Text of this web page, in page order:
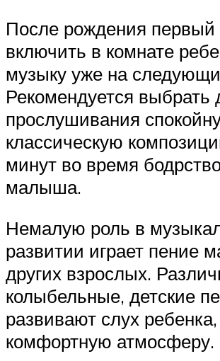
После рождения
включить в комнате
музыку уже на
Рекомендуется выбрать
прослушивания
классическую
минут во время
малыша.
Немалую роль в
развитии играет пение
других взрослых.
колыбельные, детские
развивают слух
комфортную атмосферу.